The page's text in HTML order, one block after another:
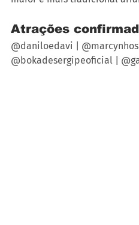
Atrações
@daniloedavi |
@bokadesergipeoficial |